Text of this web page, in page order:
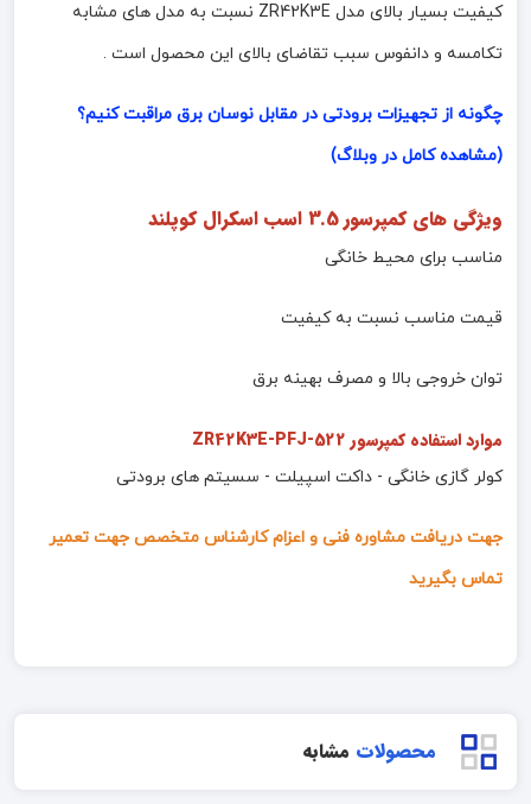
کیفیت بسیار بالای مدل ZR42K3E نسبت به مدل های مشابه
تکامسه و دانفوس سبب تقاضای بالای این محصول است .
چگونه از تجهیزات برودتی در مقابل نوسان برق مراقبت کنیم؟
(مشاهده کامل در وبلاگ)
ویژگی های کمپرسور 3.5 اسب اسکرال کوپلند
مناسب برای محیط خانگی
قیمت مناسب نسبت به کیفیت
توان خروجی بالا و مصرف بهینه برق
موارد استفاده کمپرسور ZR42K3E-PFJ-522
کولر گازی خانگی - داکت اسپیلت - سسیتم های برودتی
جهت دریافت مشاوره فنی و اعزام کارشناس متخصص جهت تعمیر
تماس بگیرید
محصولات مشابه